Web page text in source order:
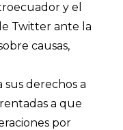
y el
Twitter ante la
causas,
derechos a
a que
por